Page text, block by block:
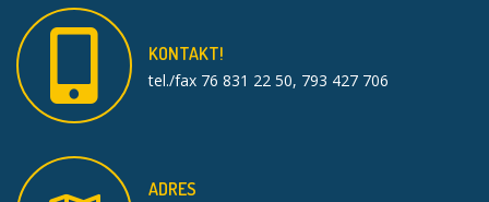
KONTAKT!
tel./fax 76 831 22 50, 793 427 706
ADRES